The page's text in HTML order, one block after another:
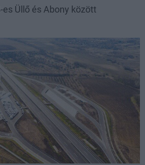
Üllő és Abony között